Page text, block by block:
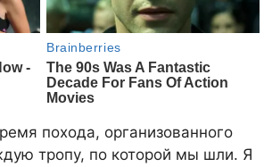
похода, организованного
тропу, по которой мы шли. Я